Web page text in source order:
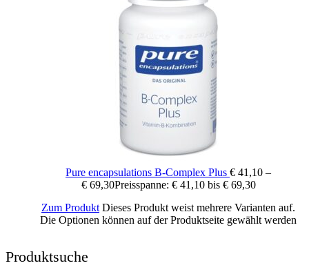
Nahrungsergänzungsmittel stellen keinen Ersatz für eine
abwechslungsreiche und ausgewogene Ernährung sowie für eine
gesunde Lebensweise dar. Die angegebene empfohlene Tagesdosis
nicht überschreiten. Für Kinder unerreichbar aufbewahren.
Pure encapsulations B-Complex Plus € 41,10 –
€69,30Preisspanne: € 41,10 bis € 69,30
Zum Produkt Dieses Produkt weist mehrere Varianten auf.
Die Optionen können auf der Produktseite gewählt werden
Produktsuche